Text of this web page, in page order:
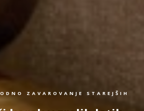
ZAVAROVANJE STAREJŠIH